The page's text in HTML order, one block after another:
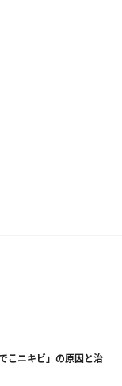
こニキビ」の原因と治